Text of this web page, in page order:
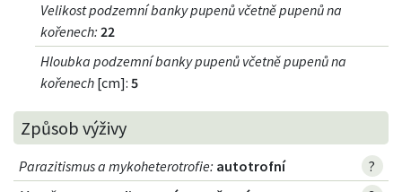
Velikost podzemní banky pupenů včetně pupenů na
kořenech: 22
Hloubka podzemní banky pupenů včetně pupenů na
kořenech [cm]: 5
Způsob výživy
Parazitismus a mykoheterotrofie: autotrofní
?